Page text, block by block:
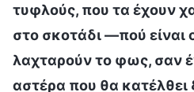
τυφλούς, που τα έχουν
στο σκοτάδι —πού είναι
λαχταρούν το φως, σαν
αστέρα που θα κατέλθει